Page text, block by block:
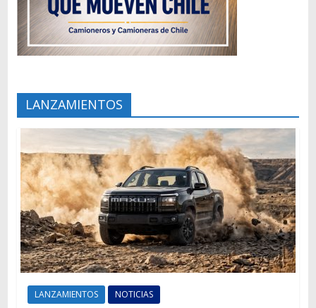
LANZAMIENTOS
LANZAMIENTOS NOTICIAS